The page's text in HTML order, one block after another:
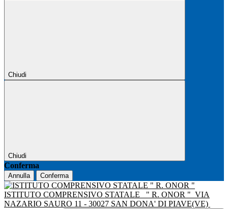
Chiudi
Chiudi
Conferma
Annulla Conferma
ISTITUTO COMPRENSIVO STATALE " R. ONOR " VIA
NAZARIO SAURO 11 - 30027 SAN DONA' DI PIAVE(VE)